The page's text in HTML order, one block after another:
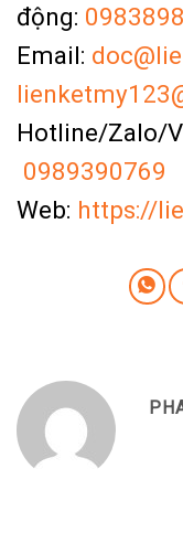
động:
Email:
Hotline/Zalo/
0989390769
Web: https://